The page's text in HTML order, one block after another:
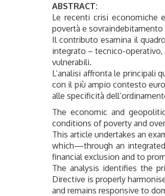
ABSTRACT:
Le recenti crisi economiche
povertà e
Il contributo esamina il
integrato – tecnico-operativo,
vulnerabili.
L’analisi affronta le principali
con il più ampio contesto
alle specificità
The economic and
conditions of poverty and
This article undertakes an
which—through an
financial exclusion and to
The analysis identifies the
Directive is properly
and remains responsive to